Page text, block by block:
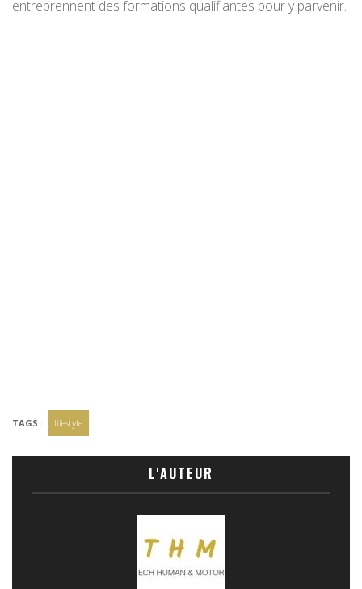
entreprennent des formations qualifiantes pour y parvenir.
TAGS : lifestyle
L'AUTEUR